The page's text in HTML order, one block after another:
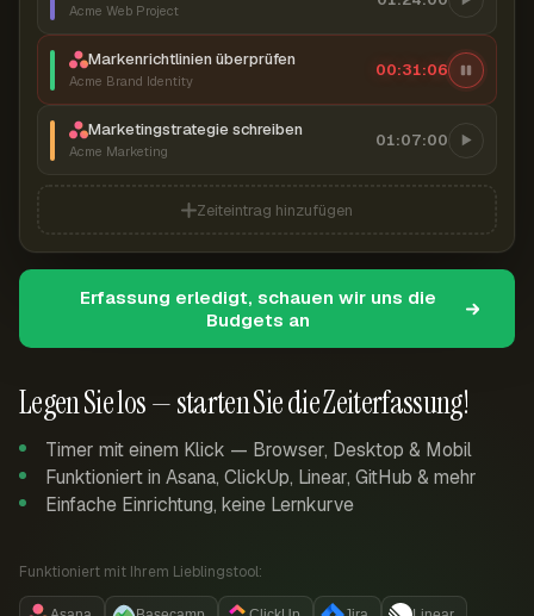
Legen Sie los — starten Sie die Zeiterfassung!
Timer mit einem Klick — Browser, Desktop & Mobil
Funktioniert in Asana, ClickUp, Linear, GitHub & mehr
Einfache Einrichtung, keine Lernkurve
Funktioniert mit Ihrem Lieblingstool:
Acme Web Project
Markenrichtlinien überprüfen
Acme Brand Identity
00:31:07
Marketingstrategie schreiben
Acme Marketing
01:07:00
Zeiteintrag hinzufügen
Erfassung erledigt, schauen wir uns die
Budgets an